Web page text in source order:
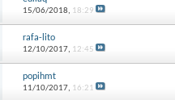
15/06/2018, 18:29
rafa-lito
12/10/2017, 12:45
popihmt
11/10/2017, 16:21